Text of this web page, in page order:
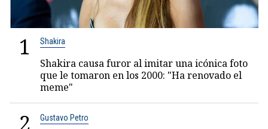
1 Shakira
Shakira causa furor al imitar una icónica foto
que le tomaron en los 2000: "Ha renovado el
meme"
2 Gustavo Petro